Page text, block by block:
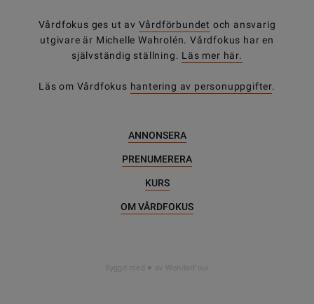
Vårdfokus ges ut av Vårdförbundet och ansvarig
utgivare är Michelle Wahrolén. Vårdfokus har en
självständig ställning. Läs mer här.
Läs om Vårdfokus hantering av personuppgifter.
ANNONSERA
PRENUMERERA
KURS
OM VÅRDFOKUS
Byggd med av WonderFour